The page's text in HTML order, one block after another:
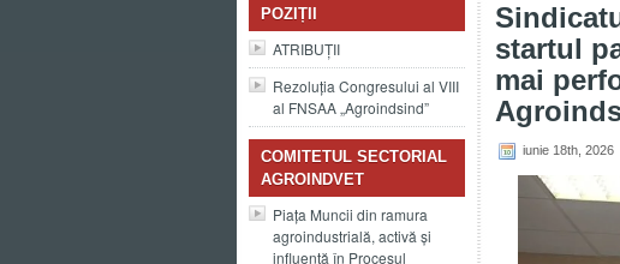
POZIȚII
ATRIBUȚII
Rezoluția Congresului al VIII
al FNSAA „Agroindsind”
COMITETUL SECTORIAL
AGROINDVET
Piața Muncii din ramura
agroindustrială, activă și
influentă în Procesul
startul
mai
iunie 18th, 2026